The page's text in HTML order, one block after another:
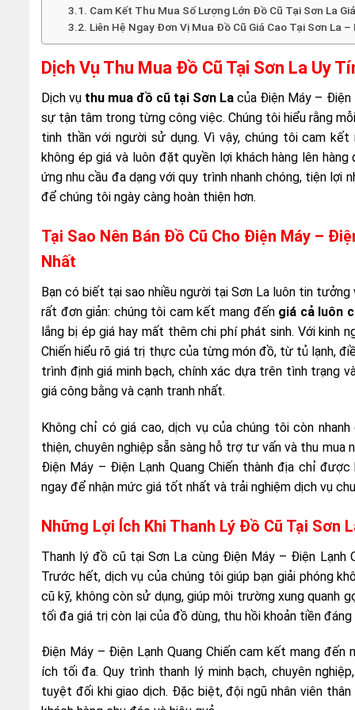
Cam Kết Thu Mua Số Lượng Lớn Đồ Cũ Tại Sơn La
Liên Hệ Ngay Đơn Vị Mua Đồ Cũ Giá Cao Tại Sơn La
Dịch Vụ Thu Mua Đồ Cũ Tại Sơn La Uy
Dịch vụ thu mua đồ cũ tại Sơn La của Điện Máy – Điện
sự tận tâm trong từng công việc. Chúng tôi hiểu rằng
tinh thần với người sử dụng. Vì vậy, chúng tôi cam
không ép giá và luôn đặt quyền lợi khách hàng lên
ứng nhu cầu đa dạng với quy trình nhanh chóng, tiện lợi
để chúng tôi ngày càng hoàn thiện hơn.
Tại Sao Nên Bán Đồ Cũ Cho Điện Máy –
Nhất
Bạn có biết tại sao nhiều người tại Sơn La luôn tin
rất đơn giản: chúng tôi cam kết mang đến giá cả luôn
lắng bị ép giá hay mất thêm chi phí phát sinh. Với kinh
Chiến hiểu rõ giá trị thực của từng món đồ, từ tủ lạnh,
trình định giá minh bạch, chính xác dựa trên tình
giá công bằng và cạnh tranh nhất.
Không chỉ có giá cao, dịch vụ của chúng tôi còn
thiện, chuyên nghiệp sẵn sàng hỗ trợ tư vấn và thu mua
Điện Máy – Điện Lạnh Quang Chiến thành địa chỉ
ngay để nhận mức giá tốt nhất và trải nghiệm dịch vụ
Những Lợi Ích Khi Thanh Lý Đồ Cũ Tại Sơn
Thanh lý đồ cũ tại Sơn La cùng Điện Máy – Điện Lạnh
Trước hết, dịch vụ của chúng tôi giúp bạn giải phóng
cũ kỹ, không còn sử dụng, giúp môi trường xung quanh
tối đa giá trị còn lại của đồ dùng, thu hồi khoản tiền
Điện Máy – Điện Lạnh Quang Chiến cam kết mang
ích tối đa. Quy trình thanh lý minh bạch, chuyên
tuyệt đối khi giao dịch. Đặc biệt, đội ngũ nhân viên